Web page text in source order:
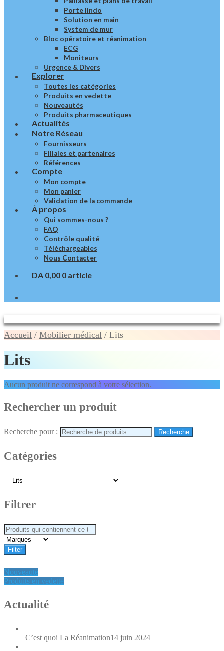
Porte lindo
Solution en main
System de mur
Bloc opératoire et réanimation
ECG
Moniteurs
Urgence & Divers
Explorer
Toutes les catégories
Produits en vedette
Nouveautés
Produits pharmaceutiques
Actualités
Notre Réseau
Fournisseurs
Filiales et partenaires
Références
Compte
Mon compte
Mon panier
Validation de la commande
Â propos
Qui sommes-nous ?
FAQ
Contrôle qualité
Téléchargeables
Nous Contacter
DA 0,00 0 article
Accueil / Mobilier médical / Lits
Lits
Aucun produit ne correspond à votre sélection.
Rechercher un produit
Recherche pour : Recherche
Catégories
Filtrer
Filter
Nouveauté
Produits en vedette
Actualité
C’est quoi La Réanimation14 juin 2024